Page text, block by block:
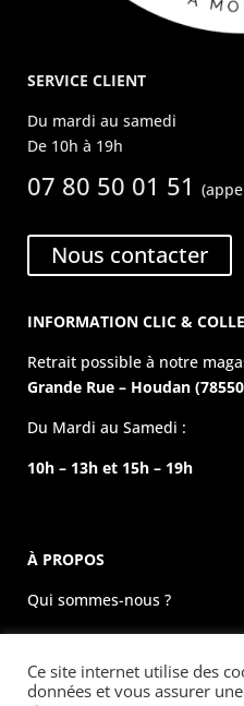
SERVICE CLIENT
Du mardi au samedi
De 10h à 19h
07 80 50 01 51
Nous contacter
INFORMATION CLIC &
Retrait possible à notre
Grande Rue – Houdan
Du Mardi au Samedi :
10h – 13h et 15h – 19h
À PROPOS
Qui sommes-nous ?
La boutique physique
Évènements
Ce site internet utilise des
données et vous assurer